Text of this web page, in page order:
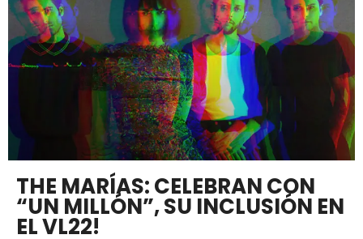
THE MARÍAS: CELEBRAN CON
“UN MILLÓN”, SU INCLUSIÓN EN
EL VL22!